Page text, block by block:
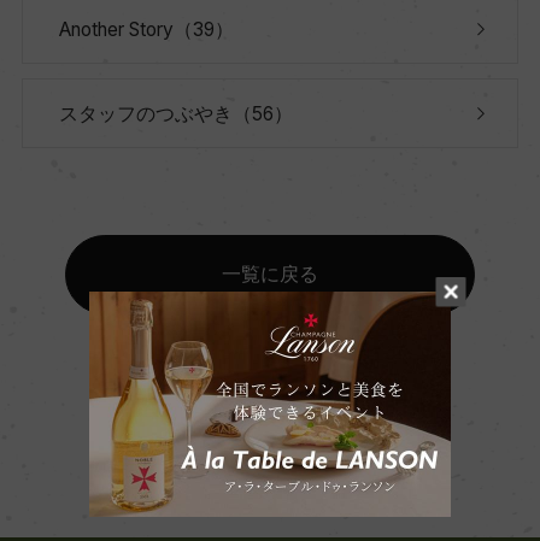
Another Story（39）
スタッフのつぶやき（56）
一覧に戻る
Page Top